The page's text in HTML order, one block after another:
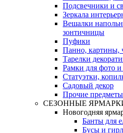
Подсвечники и
Зеркала
Вешалки
зонтичницы
Пуфики
Панно, картины,
Тарелки
Рамки для фото и
Статуэтки,
Садовый декор
Прочие предметы
СЕЗОННЫЕ
Новогодняя
Банты для
Бусы и